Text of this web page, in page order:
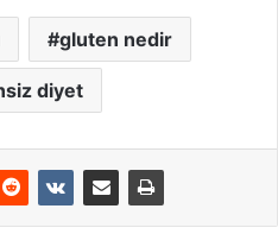
gluten nedir
diyet